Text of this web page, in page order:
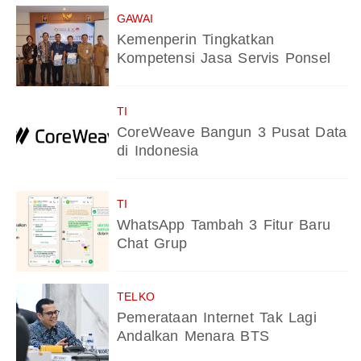
GAWAI
Kemenperin Tingkatkan
Kompetensi Jasa Servis Ponsel
TI
CoreWeave Bangun 3 Pusat Data
di Indonesia
TI
WhatsApp Tambah 3 Fitur Baru
Chat Grup
TELKO
Pemerataan Internet Tak Lagi
Andalkan Menara BTS